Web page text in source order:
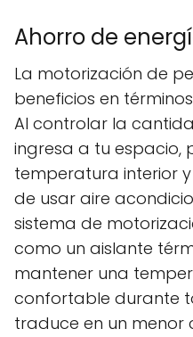
Ahorro de
La motorización de
beneficios en
Al controlar la
ingresa a tu espacio,
temperatura interior
de usar aire
sistema de
como un aislante
mantener una
confortable durante
traduce en un menor